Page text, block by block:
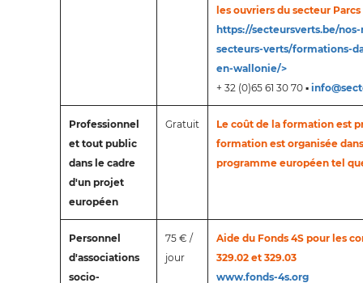
les ouvriers du secteur Parcs
https://secteursverts.be/
secteurs-verts/formations-
en-wallonie/>
+ 32 (0)65 61 30 70 ▪
Professionnel
et tout public
dans le cadre
d'un projet
européen
Gratuit
Le coût de la formation est
formation est organisée
programme européen tel
Personnel
d'associations
socio-
75 € /
jour
Aide du Fonds 4S pour les
329.02 et 329.03
www.fonds-4s.org